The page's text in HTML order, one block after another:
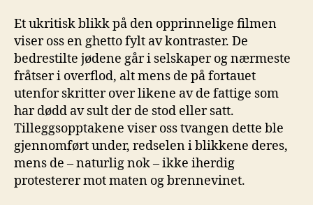
Et ukritisk blikk på den opprinnelige filmen
viser oss en ghetto fylt av kontraster. De
bedrestilte jødene går i selskaper og nærmeste
fråtser i overflod, alt mens de på fortauet
utenfor skritter over likene av de fattige som
har dødd av sult der de stod eller satt.
Tilleggsopptakene viser oss tvangen dette ble
gjennomført under, redselen i blikkene deres,
mens de – naturlig nok – ikke iherdig
protesterer mot maten og brennevinet.